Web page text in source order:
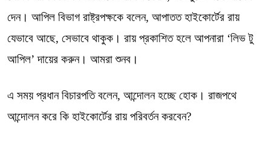
দেন। আপিল বিভাগ রাষ্ট্রপক্ষকে বলেন, আপাতত হাইকোর্টের রায়
যেভাবে আছে, সেভাবে থাকুক। রায় প্রকাশিত হলে আপনারা ‘লিভ টু
আপিল’ দায়ের করুন। আমরা শুনব।
এ সময় প্রধান বিচারপতি বলেন, আন্দোলন হচ্ছে হোক। রাজপথে
আন্দোলন করে কি হাইকোর্টের রায় পরিবর্তন করবেন?